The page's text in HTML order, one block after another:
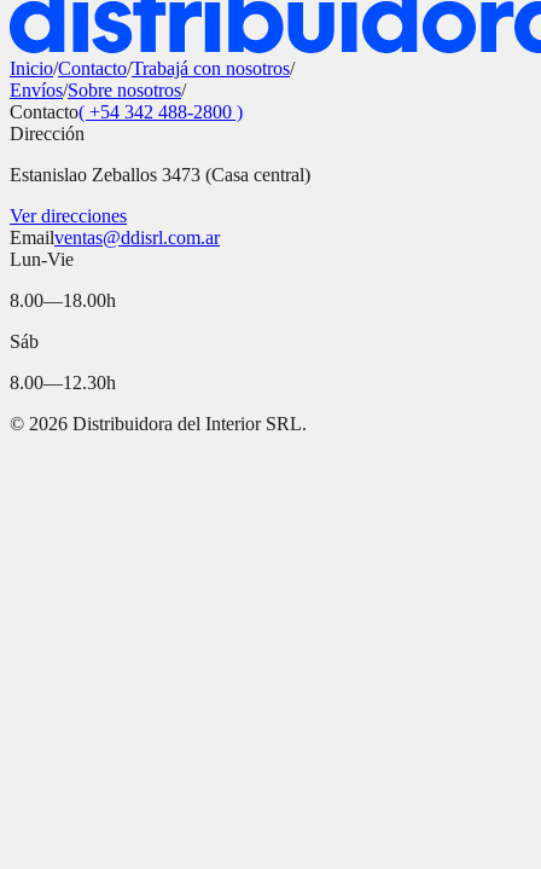
Inicio/Contacto/Trabajá con nosotros/
Envíos/Sobre nosotros/
Contacto( +54 342 488-2800 )
Dirección
Estanislao Zeballos 3473 (Casa central)
Ver direcciones
Emailventas@ddisrl.com.ar
Lun-Vie
8.00—18.00h
Sáb
8.00—12.30h
© 2026 Distribuidora del Interior SRL.